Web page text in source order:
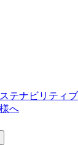
テナビリティ
へ